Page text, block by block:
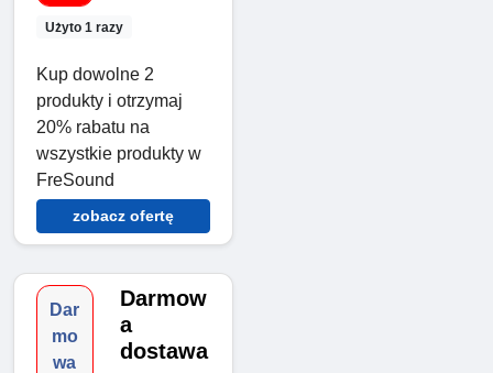
Użyto 1 razy
Kup dowolne 2
produkty i otrzymaj
20% rabatu na
wszystkie produkty w
FreSound
zobacz ofertę
Dar
mo
wa
Darmow
a
dostawa